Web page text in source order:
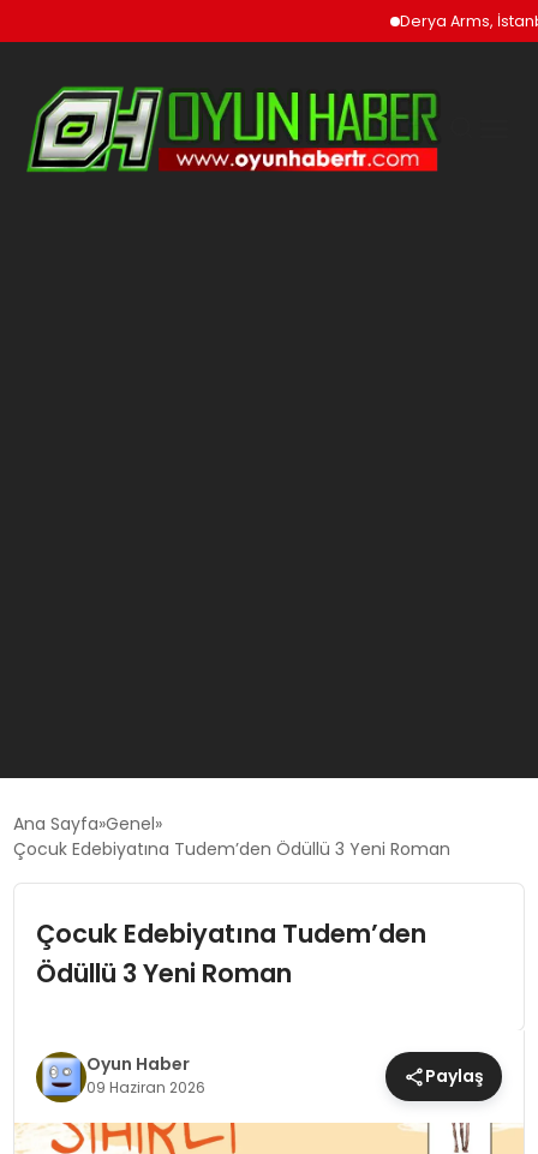
Derya Arms, İstanbul
GÜNCEL
OYUN HABERLERI
EKONOMI
MAGAZIN
Ana Sayfa Genel
Çocuk Edebiyatına Tudem’den Ödüllü 3 Yeni Roman
Çocuk Edebiyatına Tudem’den
Ödüllü 3 Yeni Roman
Oyun Haber
09 Haziran 2026 Paylaş